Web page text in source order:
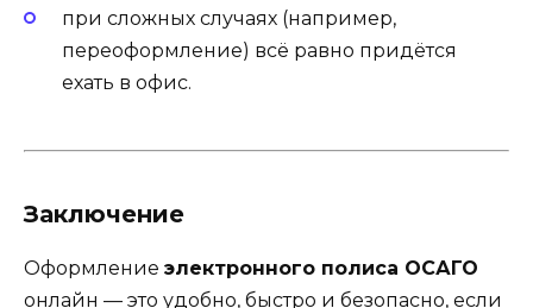
при сложных случаях (например,
переоформление) всё равно придётся
ехать в офис.
Заключение
Оформление электронного полиса ОСАГО
онлайн — это удобно, быстро и безопасно, если